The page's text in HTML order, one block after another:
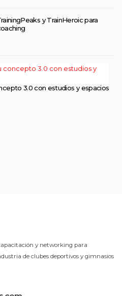
y TrainHeroic para
3.0 con estudios y espacios
y networking para
de clubes deportivos y gimnasios